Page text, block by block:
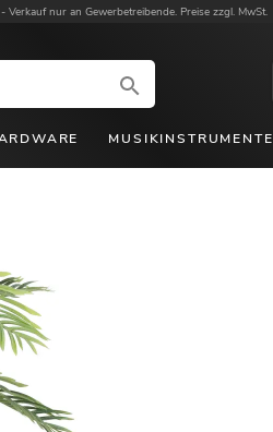
Verkauf nur an Gewerbetreibende. Preise zzgl. MwSt.
MUSIKINSTRUMENTE